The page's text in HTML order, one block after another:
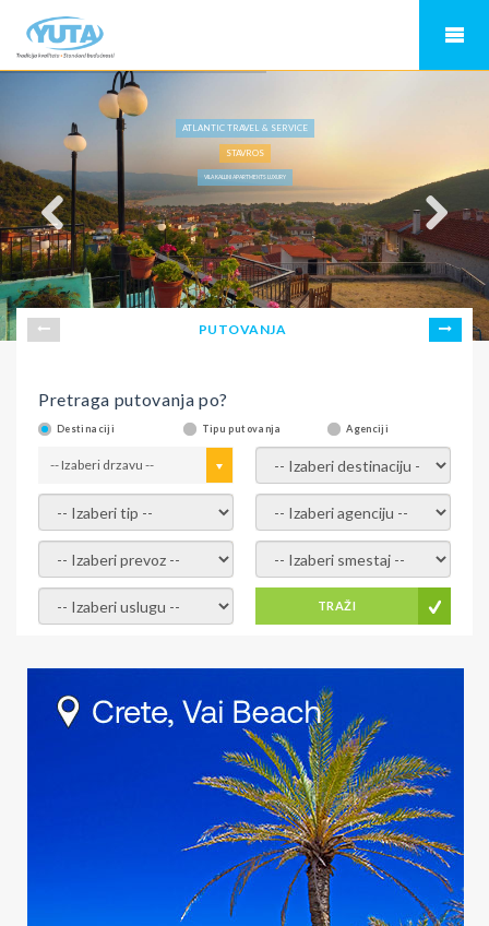
ATLANTIC TRAVEL & SERVICE
STAVROS
VILA KALLINI APARTMENTS LUXURY
PUTOVANJA
Pretraga putovanja po?
Destinaciji Tipu putovanja Agenciji
-- Izaberi drzavu -- -- Izaberi destinaciju --
-- Izaberi tip -- -- Izaberi agenciju --
-- Izaberi prevoz -- -- Izaberi smestaj --
-- Izaberi uslugu -- TRAŽI